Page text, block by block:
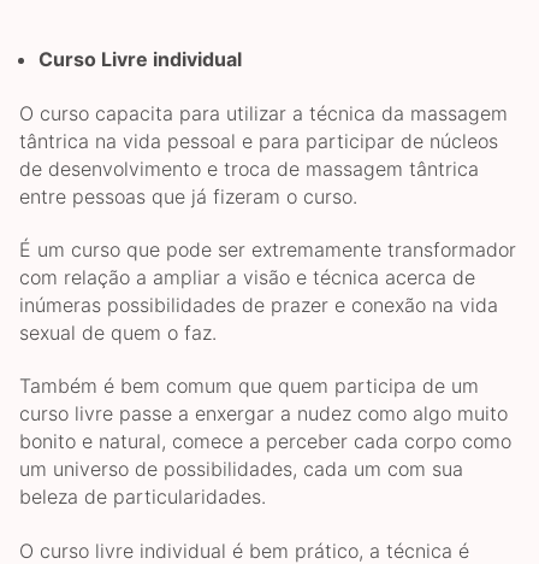
Curso Livre individual
O curso capacita para utilizar a técnica da massagem
tântrica na vida pessoal e para participar de núcleos
de desenvolvimento e troca de massagem tântrica
entre pessoas que já fizeram o curso.
É um curso que pode ser extremamente transformador
com relação a ampliar a visão e técnica acerca de
inúmeras possibilidades de prazer e conexão na vida
sexual de quem o faz.
Também é bem comum que quem participa de um
curso livre passe a enxergar a nudez como algo muito
bonito e natural, comece a perceber cada corpo como
um universo de possibilidades, cada um com sua
beleza de particularidades.
O curso livre individual é bem prático, a técnica é